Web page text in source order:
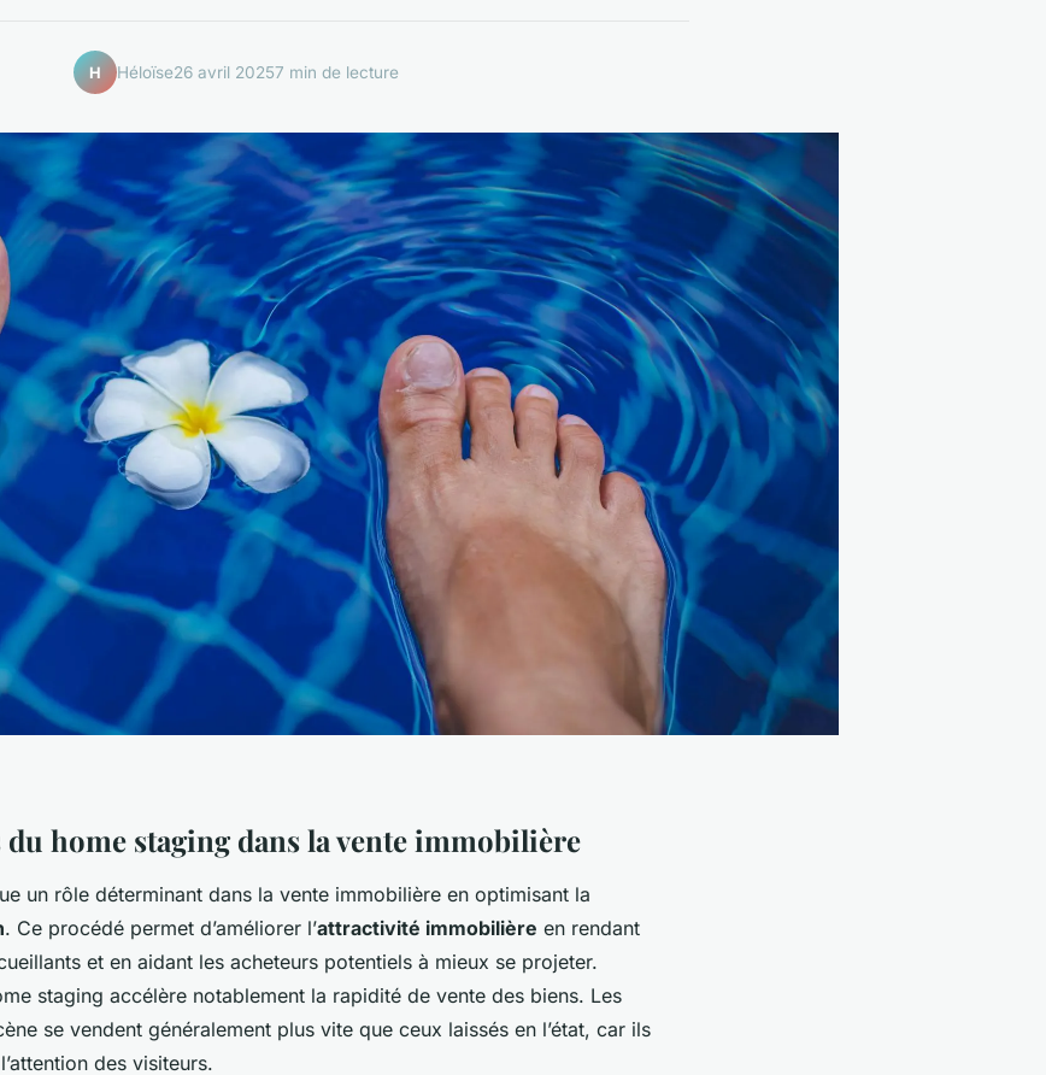
H Héloïse26 avril 20257 min de lecture
du home staging dans la vente immobilière
un rôle déterminant dans la vente immobilière en optimisant la
. Ce procédé permet d’améliorer l’attractivité immobilière en rendant
et en aidant les acheteurs potentiels à mieux se projeter.
staging accélère notablement la rapidité de vente des biens. Les
se vendent généralement plus vite que ceux laissés en l’état, car ils
des visiteurs.